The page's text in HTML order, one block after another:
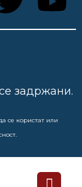
задржани.
се користат или